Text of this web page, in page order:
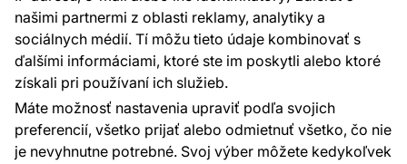
našimi partnermi z oblasti reklamy, analytiky a
sociálnych médií. Tí môžu tieto údaje kombinovať s
ďalšími informáciami, ktoré ste im poskytli alebo ktoré
získali pri používaní ich služieb.
Máte možnosť nastavenia upraviť podľa svojich
preferencií, všetko prijať alebo odmietnuť všetko, čo nie
je nevyhnutne potrebné. Svoj výber môžete kedykoľvek
+420 777 004 021
info@vavex.cz
Vavex 1990 s.r.o., IČ: 26776251, DIČ: CZ26776251
Dělostřelecká 330, Příbram 261 01
Ďalšie kontakty